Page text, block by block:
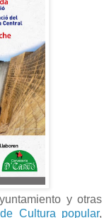
y otras
Cultura popular,